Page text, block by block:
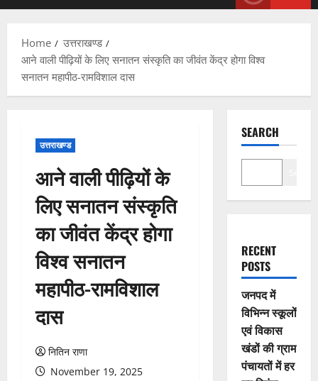
Home
उत्तराखण्ड
आने वाली पीढ़ियों के लिए सनातन संस्कृति का जीवंत केंद्र होगा विश्व
सनातन महापीठ-रामविशाल दास
उत्तराखण्ड
आने वाली पीढ़ियों के
लिए सनातन संस्कृति
का जीवंत केंद्र होगा
विश्व सनातन
महापीठ-रामविशाल
दास
नितिन राणा
November 19, 2025
SEARCH
RECENT
POSTS
जनपद में
विभिन्न स्कूलों
एवं विकास
खंडों की ग्राम
पंचायतों में हर